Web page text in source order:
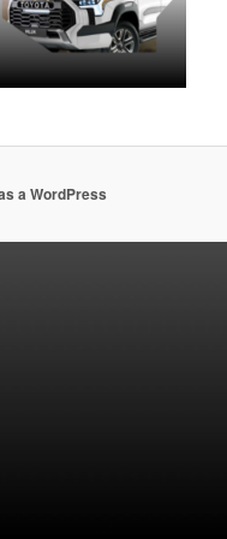
a WordPress